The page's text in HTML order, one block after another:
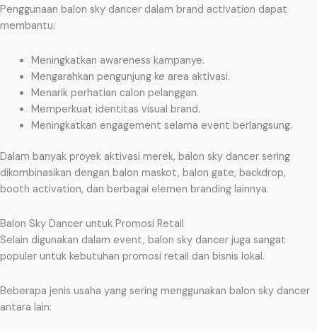
Penggunaan balon sky dancer dalam brand activation dapat
membantu:
Meningkatkan awareness kampanye.
Mengarahkan pengunjung ke area aktivasi.
Menarik perhatian calon pelanggan.
Memperkuat identitas visual brand.
Meningkatkan engagement selama event berlangsung.
Dalam banyak proyek aktivasi merek, balon sky dancer sering
dikombinasikan dengan balon maskot, balon gate, backdrop,
booth activation, dan berbagai elemen branding lainnya.
Balon Sky Dancer untuk Promosi Retail
Selain digunakan dalam event, balon sky dancer juga sangat
populer untuk kebutuhan promosi retail dan bisnis lokal.
Beberapa jenis usaha yang sering menggunakan balon sky dancer
antara lain: